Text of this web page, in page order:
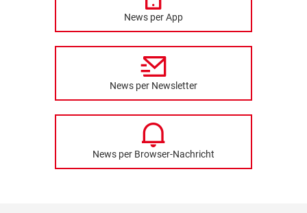
News per App
News per Newsletter
News per Browser-Nachricht